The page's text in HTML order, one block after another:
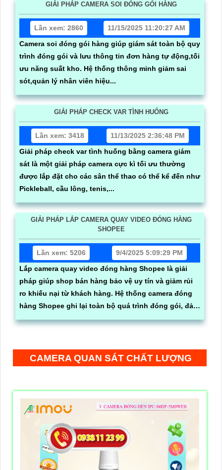
GIẢI PHÁP CAMERA SOI ĐÓNG GÓI HÀNG
Lần xem: 2860
11/15/2025 11:20:27 AM
Camera soi đóng gói hàng giúp giám sát toàn bộ quy
trình đóng gói và lưu thông tin đơn hàng tự động,tối
ưu năng suất kho. Hệ thống thông minh giảm sai
sót,quản lý nhân viên hiệu...
GIẢI PHÁP CHECK VAR TÌNH HUỐNG
Lần xem: 3418
11/13/2025 2:36:48 PM
Giải pháp check var tình huống bằng camera giám
sát là một giải pháp camera cực kì tối ưu thường
được lắp đặt cho các sân thể thao có thể kể đến như
Pickleball, cầu lông, tenis,...
GIẢI PHÁP LẮP CAMERA QUAY VIDEO ĐÓNG HÀNG
SHOPEE
Lần xem: 5206
9/4/2025 5:09:29 PM
Lắp camera quay video đóng hàng Shopee là giải
pháp giúp shop bán hàng bảo vệ uy tín và giảm rủi
ro khiếu nại từ khách hàng. Hệ thống camera đóng
hàng Shopee ghi lại toàn bộ quá trình đóng gói, đảm
bảo minh bạch, rõ ràng, đồng thời kết hợp phần
đơn hoàn
CAMERA QUAN SÁT CHẤT LƯỢNG